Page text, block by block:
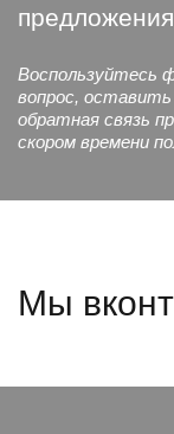
Воспользуйтесь
вопрос,
обратная связь
скором времени
Мы